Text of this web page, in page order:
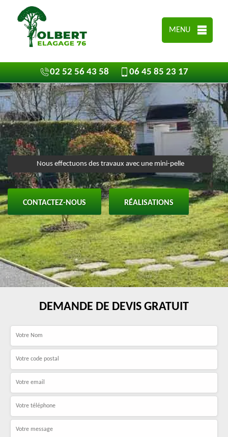
MENU
02 52 56 43 58 06 45 85 23 17
Nous effectuons des travaux avec une mini-pelle
CONTACTEZ-NOUS RÉALISATIONS
DEMANDE DE DEVIS GRATUIT